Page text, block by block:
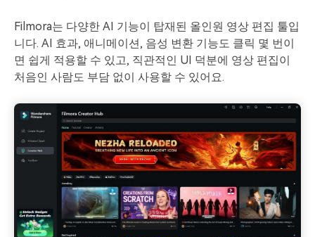
Filmora는 다양한 AI 기능이 탑재된 올인원 영상 편집 툴입
니다. AI 효과, 애니메이션, 음성 변환 기능도 클릭 몇 번이
면 쉽게 적용할 수 있고, 직관적인 UI 덕분에 영상 편집이
처음인 사람도 부담 없이 사용할 수 있어요.